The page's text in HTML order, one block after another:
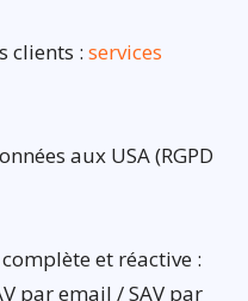
clients : services
aux USA (RGPD
et réactive :
par email / SAV par